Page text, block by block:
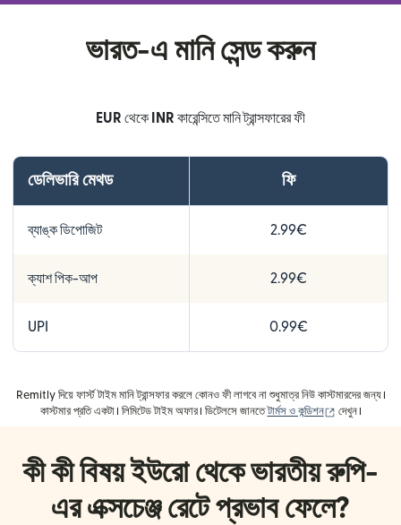
ভারত-এ মানি সেন্ড করুন
EUR থেকে INR কারেন্সিতে মানি ট্রান্সফারের ফী
ডেলিভারি মেথড ফি
ব্যাঙ্ক ডিপোজিট 2.99€
ক্যাশ পিক-আপ 2.99€
UPI 0.99€
Remitly দিয়ে ফার্স্ট টাইম মানি ট্রান্সফার করলে কোনও ফী লাগবে না শুধুমাত্র নিউ কাস্টমারদের জন্য।
কাস্টমার প্রতি একটা। লিমিটেড টাইম অফার। ডিটেলসে জানতেটার্মস ও কন্ডিশন (নতুন উইন্ডোতে
দেখুন।
কী কী বিষয় ইউরো থেকে ভারতীয় রুপি-
এর এক্সচেঞ্জ রেটে প্রভাব ফেলে?